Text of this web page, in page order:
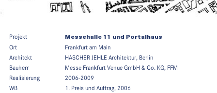
Projekt Messehalle 11 und Portalhaus
Ort
Frankfurt am Main
Architekt
HASCHER JEHLE Architektur, Berlin
Bauherr
Messe Frankfurt Venue GmbH & Co. KG, FFM
Realisierung
2006-2009
WB
1. Preis und Auftrag, 2006